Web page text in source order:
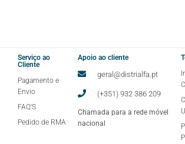
Serviço ao
Cliente
Pagamento e
Envio
FAQ'S
Pedido de RMA
Apoio ao cliente
geral@distrialfa.pt
(+351) 932 386 209
Chamada para a rede móvel
nacional